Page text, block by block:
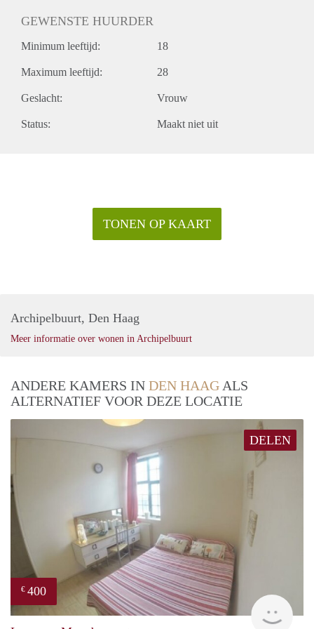
GEWENSTE HUURDER
Minimum leeftijd: 18
Maximum leeftijd: 28
Geslacht: Vrouw
Status: Maakt niet uit
TONEN OP KAART
Archipelbuurt, Den Haag
Meer informatie over wonen in Archipelbuurt
ANDERE KAMERS IN DEN HAAG ALS
ALTERNATIEF VOOR DEZE LOCATIE
DELEN
€ 400